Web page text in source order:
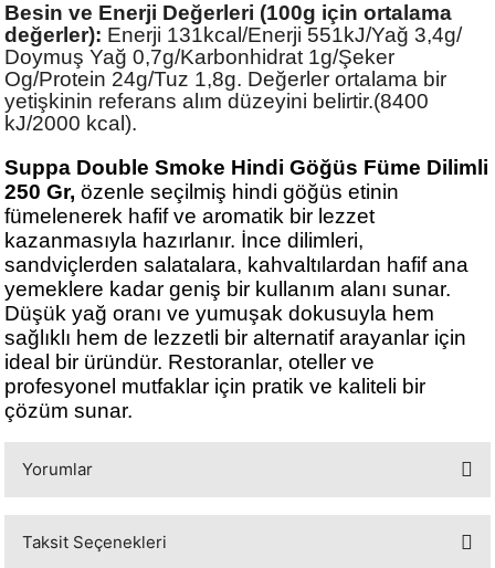
Besin ve Enerji Değerleri (100g için ortalama
değerler): Enerji 131kcal/Enerji 551kJ/Yağ 3,4g/
Doymuş Yağ 0,7g/Karbonhidrat 1g/Şeker
Og/Protein 24g/Tuz 1,8g. Değerler ortalama bir
yetişkinin referans alım düzeyini belirtir.(8400
kJ/2000 kcal).
Suppa Double Smoke Hindi Göğüs Füme Dilimli
250 Gr, özenle seçilmiş hindi göğüs etinin
fümelenerek hafif ve aromatik bir lezzet
kazanmasıyla hazırlanır. İnce dilimleri,
sandviçlerden salatalara, kahvaltılardan hafif ana
yemeklere kadar geniş bir kullanım alanı sunar.
Düşük yağ oranı ve yumuşak dokusuyla hem
sağlıklı hem de lezzetli bir alternatif arayanlar için
ideal bir üründür. Restoranlar, oteller ve
profesyonel mutfaklar için pratik ve kaliteli bir
çözüm sunar.
Yorumlar
Taksit Seçenekleri